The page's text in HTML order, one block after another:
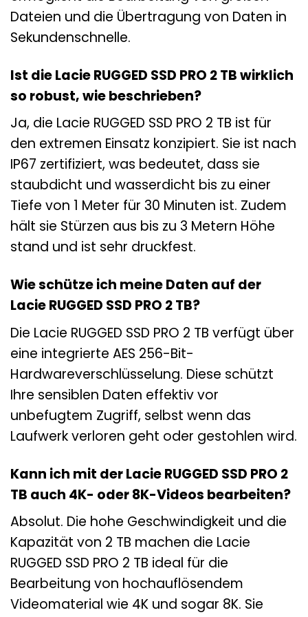
Dateien und die Übertragung von Daten in
Sekundenschnelle.
Ist die Lacie RUGGED SSD PRO 2 TB wirklich
so robust, wie beschrieben?
Ja, die Lacie RUGGED SSD PRO 2 TB ist für
den extremen Einsatz konzipiert. Sie ist nach
IP67 zertifiziert, was bedeutet, dass sie
staubdicht und wasserdicht bis zu einer
Tiefe von 1 Meter für 30 Minuten ist. Zudem
hält sie Stürzen aus bis zu 3 Metern Höhe
stand und ist sehr druckfest.
Wie schütze ich meine Daten auf der
Lacie RUGGED SSD PRO 2 TB?
Die Lacie RUGGED SSD PRO 2 TB verfügt über
eine integrierte AES 256-Bit-
Hardwareverschlüsselung. Diese schützt
Ihre sensiblen Daten effektiv vor
unbefugtem Zugriff, selbst wenn das
Laufwerk verloren geht oder gestohlen wird.
Kann ich mit der Lacie RUGGED SSD PRO 2
TB auch 4K- oder 8K-Videos bearbeiten?
Absolut. Die hohe Geschwindigkeit und die
Kapazität von 2 TB machen die Lacie
RUGGED SSD PRO 2 TB ideal für die
Bearbeitung von hochauflösendem
Videomaterial wie 4K und sogar 8K. Sie